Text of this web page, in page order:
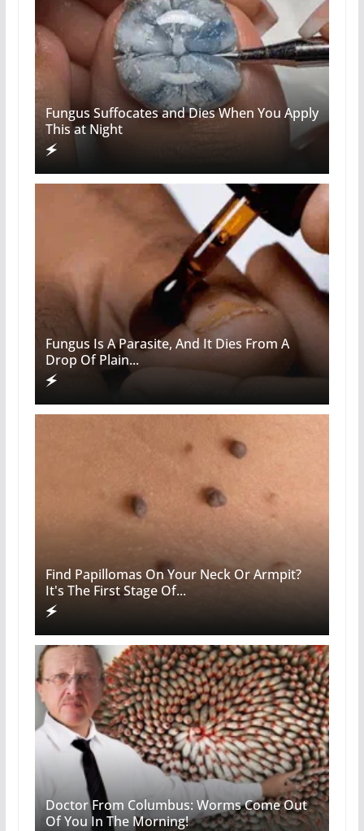
Fungus Suffocates and Dies When You Apply
This at Night
Fungus Is A Parasite, And It Dies From A
Drop Of Plain...
Find Papillomas On Your Neck Or Armpit?
It's The First Stage Of...
Doctor From Columbus: Worms Come Out
Of You In The Morning!